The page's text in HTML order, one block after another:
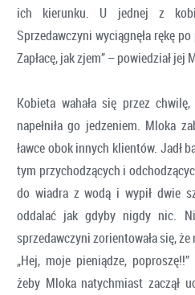
ich kierunku. U jednej z
Sprzedawczyni wyciągnęła rękę
Zapłacę, jak zjem” – powiedział jej
Kobieta wahała się przez
napełniła go jedzeniem. Mloka
ławce obok innych klientów. Jadł
tym przychodzących i
do wiadra z wodą i wypił dwie
oddalać jak gdyby nigdy nic.
sprzedawczyni zorientowała się, że
„Hej, moje pieniądze,
żeby Mloka natychmiast zaczął